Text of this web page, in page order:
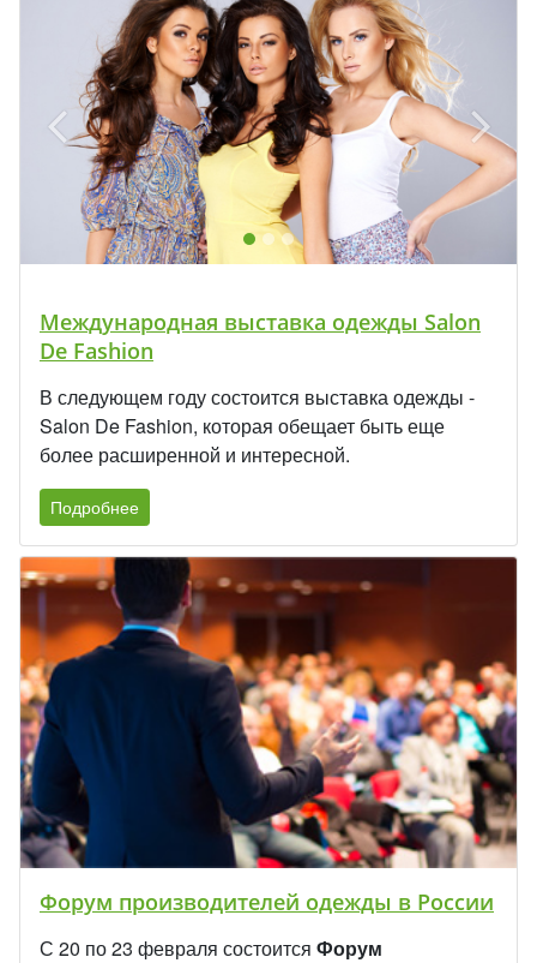
Международная выставка одежды Salon
De Fashion
В следующем году состоится выставка одежды -
Salon De Fashion, которая обещает быть еще
более расширенной и интересной.
Подробнее
Форум производителей одежды в России
С 20 по 23 февраля состоится Форум